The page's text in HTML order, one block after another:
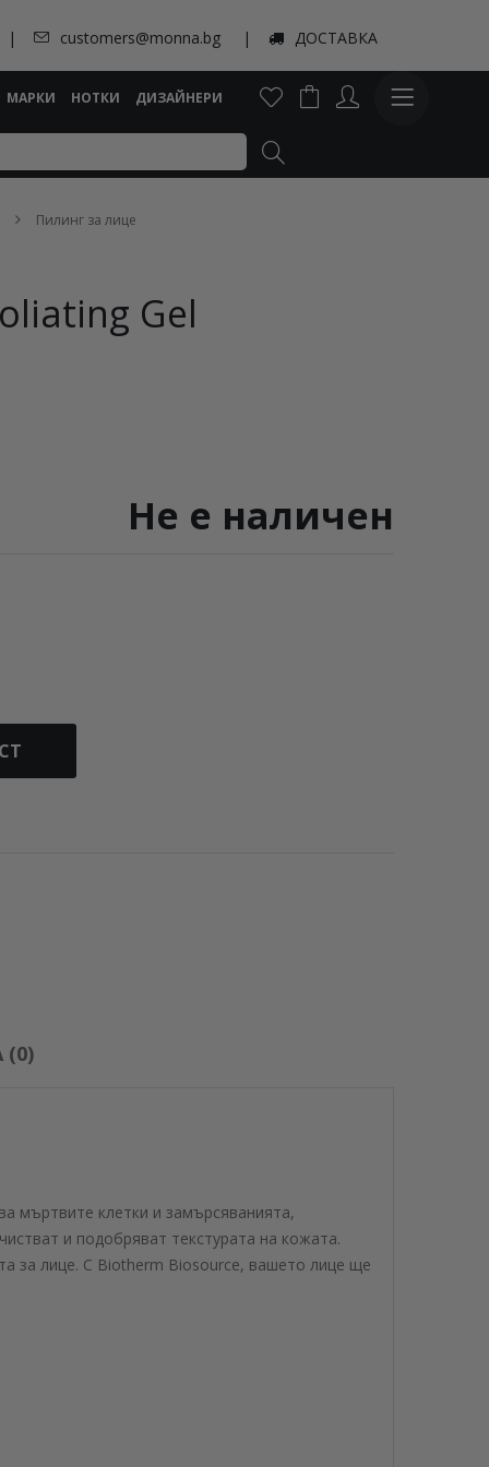
customers@monna.bg ДОСТАВКА
МАРКИ НОТКИ ДИЗАЙНЕРИ
Пилинг за лице
Gel
Не е наличен
мъртвите клетки и замърсяванията,
и подобряват текстурата на кожата.
за лице. С Biotherm Biosource, вашето лице ще